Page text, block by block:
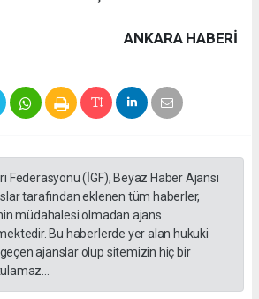
ANKARA HABERİ
Federasyonu (İGF), Beyaz Haber Ajansı
tarafından eklenen tüm haberler,
müdahalesi olmadan ajans
Bu haberlerde yer alan hukuki
ajanslar olup sitemizin hiç bir